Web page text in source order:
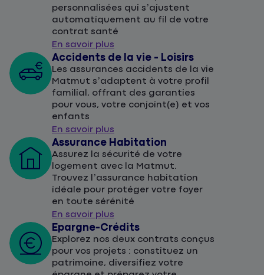
personnalisées qui s’ajustent
automatiquement au fil de votre
contrat santé
En savoir plus
Accidents de la vie - Loisirs
Les assurances accidents de la vie
Matmut s’adaptent à votre profil
familial, offrant des garanties
pour vous, votre conjoint(e) et vos
enfants
En savoir plus
Assurance Habitation
Assurez la sécurité de votre
logement avec la Matmut.
Trouvez l’assurance habitation
idéale pour protéger votre foyer
en toute sérénité
En savoir plus
Epargne-Crédits
Explorez nos deux contrats conçus
pour vos projets : constituez un
patrimoine, diversifiez votre